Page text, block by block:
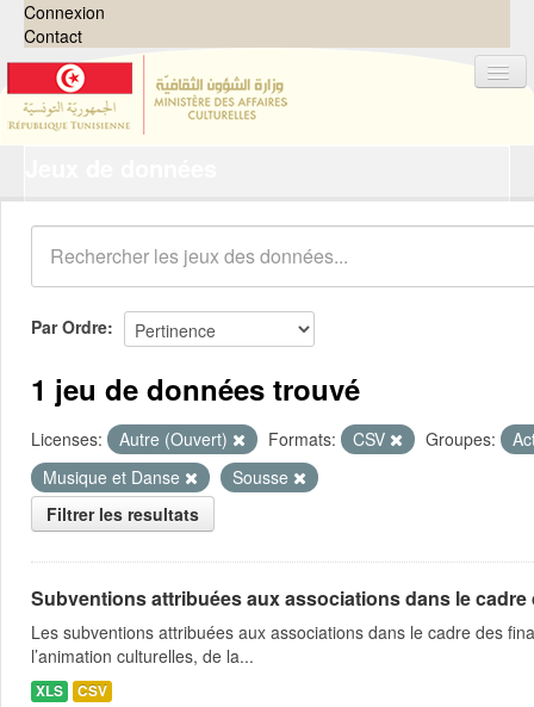
Connexion
Contact
Organisations
Groupes
Demandes 0
À propos
Par Ordre
1 jeu de données trouvé
Licenses: Autre (Ouvert) Formats: CSV Groupes:
Musique et Danse
Sousse
Filtrer les resultats
Subventions attribuées aux associations dans le
Les subventions attribuées aux associations dans le cadre des
l’animation culturelles, de la...
XLS CSV